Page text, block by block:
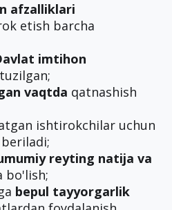
afzalliklari
etish barcha
imtihon
vaqtda qatnashish
ishtirokchilar uchun
beriladi;
reyting natija va
bo'lish;
bepul tayyorgarlik